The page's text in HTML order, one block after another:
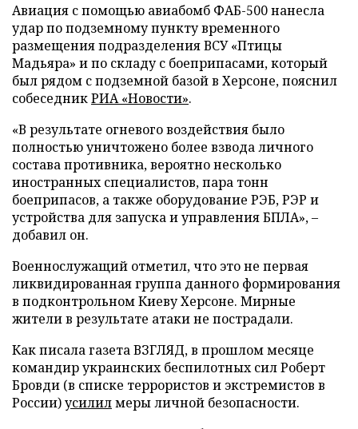
Авиация с помощью авиабомб ФАБ-500 нанесла
удар по подземному пункту временного
размещения подразделения ВСУ «Птицы
Мадьяра» и по складу с боеприпасами, который
был рядом с подземной базой в Херсоне, пояснил
собеседникРИА «Новости».
«В результате огневого воздействия было
полностью уничтожено более взвода личного
состава противника, вероятно несколько
иностранных специалистов, пара тонн
боеприпасов, а также оборудование РЭБ, РЭР и
устройства для запуска и управления БПЛА», –
добавил он.
Военнослужащий отметил, что это не первая
ликвидированная группа данного формирования
в подконтрольном Киеву Херсоне. Мирные
жители в результате атаки не пострадали.
Как писала газета ВЗГЛЯД, в прошлом месяце
командир украинских беспилотных сил Роберт
Бровди (в списке террористов и экстремистов в
России)усилилмеры личной безопасности.